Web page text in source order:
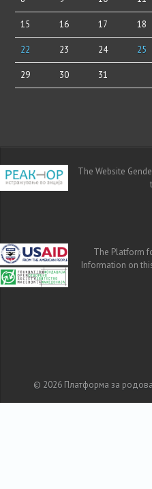
15 16 17 18
22 23 24 25
29 30 31
The Website
The Platform
Information on
© 2026 Платформа за